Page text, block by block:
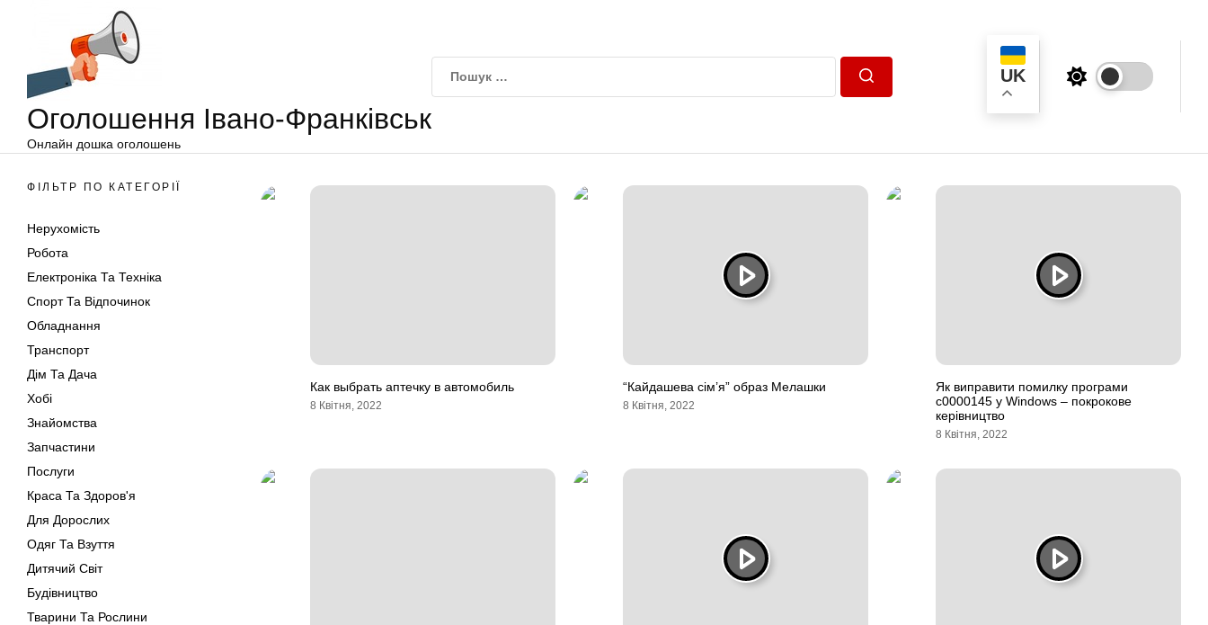
Оголошення Івано-Франківськ
Онлайн дошка оголошень
UK
ФІЛЬТР ПО КАТЕГОРІЇ
Нерухомість
Робота
Електроніка Та Техніка
Спорт Та Відпочинок
Обладнання
Транспорт
Дім Та Дача
Хобі
Знайомства
Запчастини
Послуги
Краса Та Здоров'я
Для Дорослих
Одяг Та Взуття
Дитячий Світ
Будівництво
Тварини Та Рослини
Как выбрать аптечку в автомобиль
8 Квітня, 2022
“Кайдашева сім’я” образ Мелашки
8 Квітня, 2022
Як виправити помилку програми
c0000145 у Windows – покрокове
керівництво
8 Квітня, 2022